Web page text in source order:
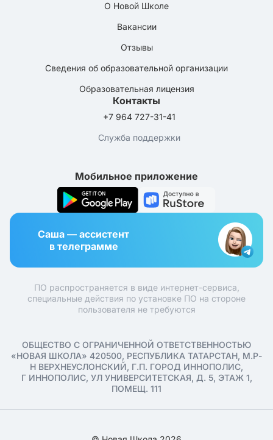
О Новой Школе
Вакансии
Отзывы
Сведения об образовательной организации
Образовательная лицензия
Контакты
+7 964 727-31-41
Служба поддержки
Мобильное приложение
Саша — ассистент
в телеграмме
ПО распространяется в виде интернет-сервиса,
специальные действия по установке ПО на стороне
пользователя не требуются
ОБЩЕСТВО С ОГРАНИЧЕННОЙ ОТВЕТСТВЕННОСТЬЮ
«НОВАЯ ШКОЛА» 420500, РЕСПУБЛИКА ТАТАРСТАН, М.Р-
Н ВЕРХНЕУСЛОНСКИЙ, Г.П. ГОРОД ИННОПОЛИС,
Г ИННОПОЛИС, УЛ УНИВЕРСИТЕТСКАЯ, Д. 5, ЭТАЖ 1,
ПОМЕЩ. 111